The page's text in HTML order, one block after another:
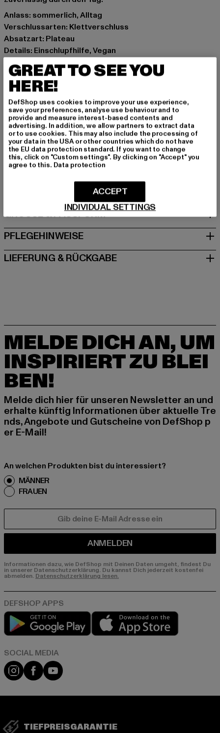
Anlass: sommerlich, Alltag
Verschlussarten: Klettverschluss
Absatzart: Plateau
Details: Einschlupfhilfe, Vegan
Marke: Buffalo
Kat.: Flat Sandals - undefined
Farbe: rosa
Hersteller Farbe: pink
Obermaterial: sonstiges Material
Innenfutter: sonstiges Material
Art.Nr: 1602298-00185
Hersteller: Buffalo Boots GmbH |service-de@buffalo-
boots.com
Schanzenstraße 41 | 51063 Köln | DE
GRÖSSE & PASSFORM
PFLEGEHINWEISE
LIEFERUNG & RÜCKGABE
MELDE DICH AN, UM
INSPIRIERT ZU BLEI
BEN!
Melde dich hier für unseren Newsletter an und
erhalte künftig Informationen über aktuelle Tre
nds, Angebote und Gutscheine von DefShop p
er E-Mail!
An welchen Produkten bist du interessiert?
MÄNNER
FRAUEN
ANMELDEN
Informationen dazu, wie DefShop mit Deinen Daten umgeht, findest Du
in unserer Datenschutzerklärung. Du kannst Dich jederzeit kostenfei
abmelden. Datenschutzerklärung lesen.
Play market
Instagram
FacebookYouTube
TIEFPREISGARANTIE
GREAT TO SEE YOU
HERE!
DefShop uses cookies to improve your use experience,
save your preferences, analyse use behaviour and to
provide and measure interest-based contents and
advertising. In addition, we allow partners to extract data
or to use cookies. This may also include the processing of
your data in the USA or other countries which do not have
the EU data protection standard. If you want to change
this, click on "Custom settings". By clicking on "Accept" you
agree to this. Data protection
INDIVIDUAL SETTINGS
ACCEPT